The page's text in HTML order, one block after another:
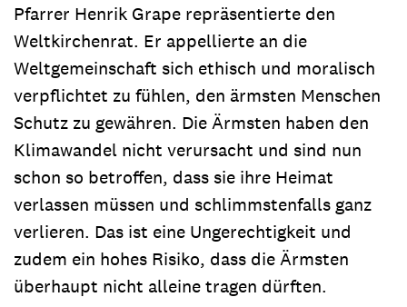
Pfarrer Henrik Grape repräsentierte den
Weltkirchenrat. Er appellierte an die
Weltgemeinschaft sich ethisch und moralisch
verpflichtet zu fühlen, den ärmsten Menschen
Schutz zu gewähren. Die Ärmsten haben den
Klimawandel nicht verursacht und sind nun
schon so betroffen, dass sie ihre Heimat
verlassen müssen und schlimmstenfalls ganz
verlieren. Das ist eine Ungerechtigkeit und
zudem ein hohes Risiko, dass die Ärmsten
überhaupt nicht alleine tragen dürften.